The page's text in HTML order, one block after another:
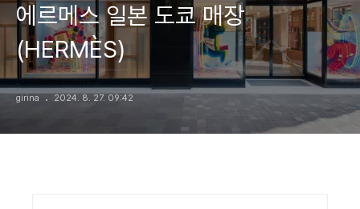
에르메스 일본 도쿄 매장
(HERMÈS)
girina 2024. 8. 27. 09:42